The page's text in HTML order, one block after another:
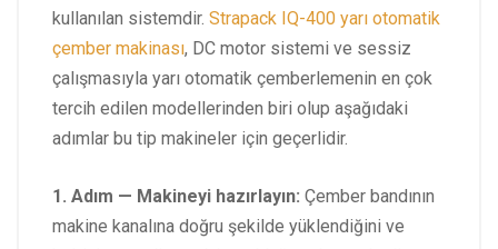
kullanılan sistemdir. Strapack IQ-400 yarı otomatik
çember makinası, DC motor sistemi ve sessiz
çalışmasıyla yarı otomatik çemberlemenin en çok
tercih edilen modellerinden biri olup aşağıdaki
adımlar bu tip makineler için geçerlidir.
1. Adım — Makineyi hazırlayın: Çember bandının
makine kanalına doğru şekilde yüklendiğini ve